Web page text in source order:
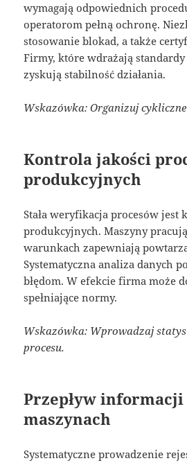
wymagają odpowiednich
operatorom pełną ochronę.
stosowanie blokad, a także
Firmy, które wdrażają standardy
zyskują stabilność działania.
Wskazówka: Organizuj
Kontrola jakości
produkcyjnych
Stała weryfikacja procesów
produkcyjnych. Maszyny
warunkach zapewniają
Systematyczna analiza danych
błędom. W efekcie firma może
spełniające normy.
Wskazówka: Wprowadzaj
procesu.
Przepływ informacji
maszynach
Systematyczne prowadzenie